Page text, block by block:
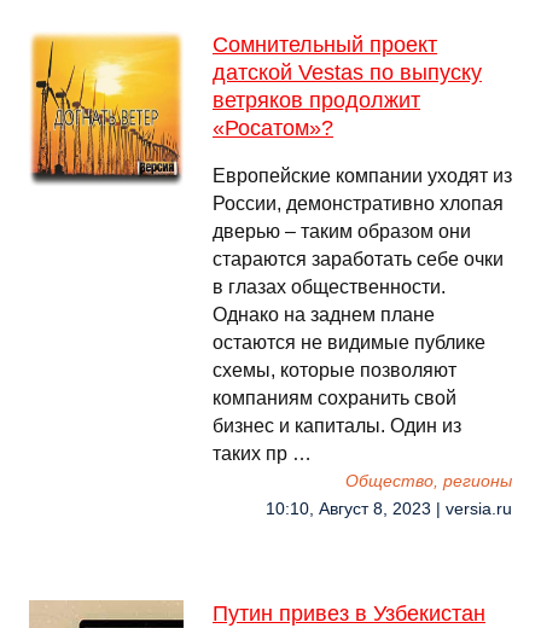
Сомнительный проект
датской Vestas по выпуску
ветряков продолжит
«Росатом»?
Европейские компании уходят из
России, демонстративно хлопая
дверью – таким образом они
стараются заработать себе очки
в глазах общественности.
Однако на заднем плане
остаются не видимые публике
схемы, которые позволяют
компаниям сохранить свой
бизнес и капиталы. Один из
таких пр …
Общество, регионы
10:10, Август 8, 2023 | versia.ru
Путин привез в Узбекистан